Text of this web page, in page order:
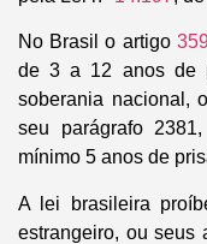
No Brasil o artigo
de 3 a 12 anos de
soberania nacional,
seu parágrafo
mínimo 5 anos de
A lei brasileira
estrangeiro, ou seus